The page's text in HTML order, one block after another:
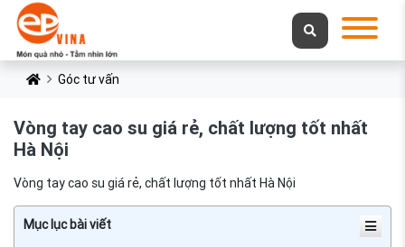
Góc tư vấn
Vòng tay cao su giá rẻ, chất lượng tốt nhất
Hà Nội
Vòng tay cao su giá rẻ, chất lượng tốt nhất Hà Nội
Mục lục bài viết